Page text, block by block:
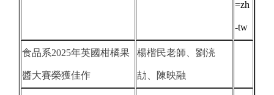
=zh
-tw
食品系2025年英國柑橘果
醬大賽榮獲佳作
楊楷民老師、劉湸
劼、陳映融